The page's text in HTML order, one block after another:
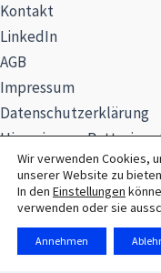
Kontakt
LinkedIn
AGB
Impressum
Datenschutzerklärung
Hinweise zur
©
Wir verwenden Cookies,
unserer Website zu
In den Einstellungen
verwenden oder sie
Annehmen